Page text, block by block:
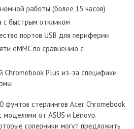
работы (более 15 часов)
с быстрым откликом
портов USB для периферии
eMMC по сравнению с
Chromebook Plus из-за специфики
фунтов стерлингов Acer Chromebook
моделями от ASUS и Lenovo.
соперники могут предложить